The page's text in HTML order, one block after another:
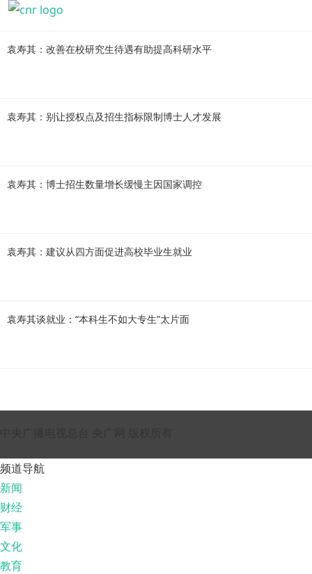
袁寿其：改善在校研究生待遇有助提高科研水平
袁寿其：别让授权点及招生指标限制博士人才发展
袁寿其：博士招生数量增长缓慢主因国家调控
袁寿其：建议从四方面促进高校毕业生就业
袁寿其谈就业：“本科生不如大专生”太片面
频道导航
新闻
财经
军事
文化
教育